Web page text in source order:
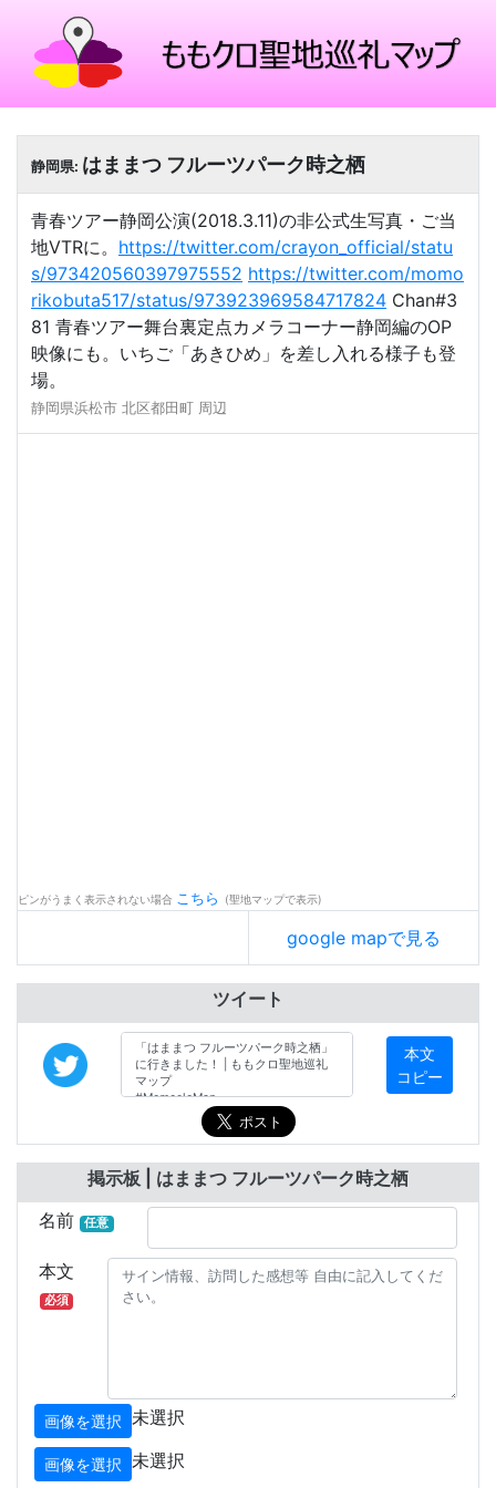
静岡県: はままつ フルーツパーク時之栖
青春ツアー静岡公演(2018.3.11)の非公式生写真・ご当
地VTRに。 https://twitter.com/crayon_official/statu
s/973420560397975552 https://twitter.com/momo
rikobuta517/status/973923969584717824 Chan#3
81 青春ツアー舞台裏定点カメラコーナー静岡編のOP
映像にも。いちご「あきひめ」を差し入れる様子も登
場。
静岡県浜松市 北区都田町 周辺
ピンがうまく表示されない場合 こちら (聖地マップで表示)
google mapで見る
ツイート
本文
コピー
掲示板 | はままつ フルーツパーク時之栖
名前
任意
本文
必須
画像を選択 未選択
画像を選択 未選択